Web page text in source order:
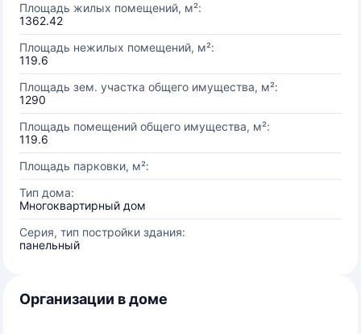
Площадь жилых помещений, м²:
1362.42
Площадь нежилых помещений, м²:
119.6
Площадь зем. участка общего имущества, м²:
1290
Площадь помещений общего имущества, м²:
119.6
Площадь парковки, м²:
Тип дома:
Многоквартирный дом
Серия, тип постройки здания:
панельный
Организации в доме